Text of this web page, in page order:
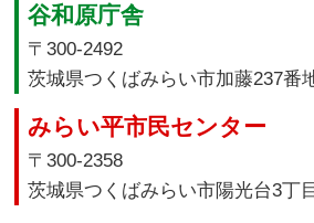
谷和原庁舎
〒300-2492
茨城県つくばみらい市加藤237番
みらい平市民センター
〒300-2358
茨城県つくばみらい市陽光台3丁